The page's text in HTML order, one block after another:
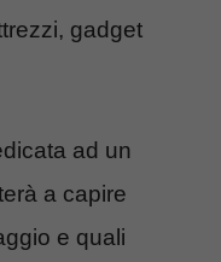
gadget
ad un
a capire
e quali